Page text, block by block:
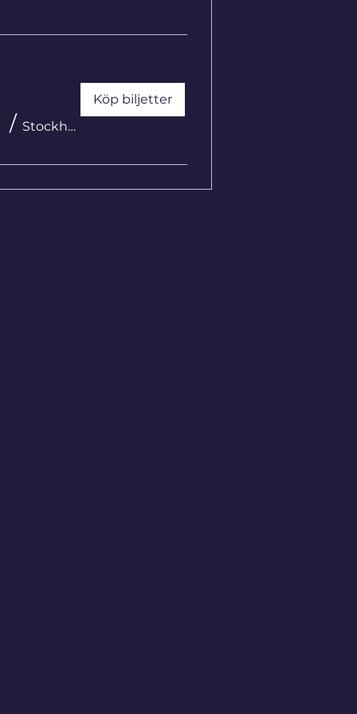
/ Stockholm
Köp biljetter